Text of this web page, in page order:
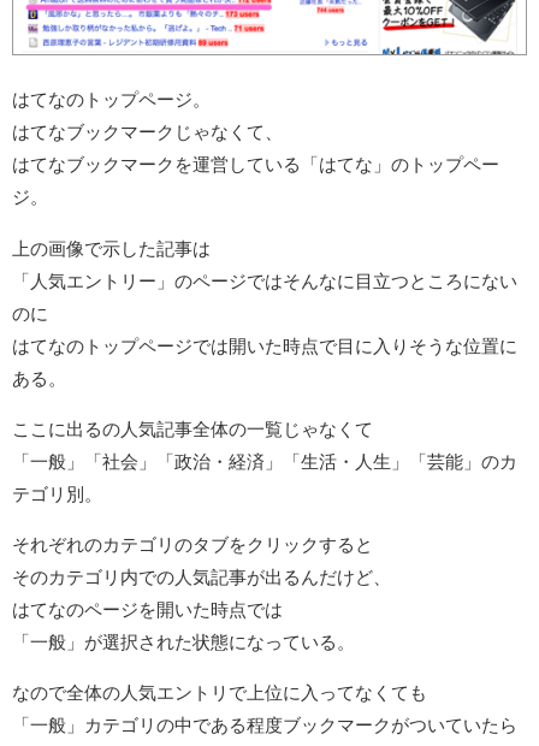
はてなのトップページ。
はてなブックマークじゃなくて、
はてなブックマークを運営している「はてな」のトップペー
ジ。
上の画像で示した記事は
「人気エントリー」のページではそんなに目立つところにない
のに
はてなのトップページでは開いた時点で目に入りそうな位置に
ある。
ここに出るの人気記事全体の一覧じゃなくて
「一般」「社会」「政治・経済」「生活・人生」「芸能」のカ
テゴリ別。
それぞれのカテゴリのタブをクリックすると
そのカテゴリ内での人気記事が出るんだけど、
はてなのページを開いた時点では
「一般」が選択された状態になっている。
なので全体の人気エントリで上位に入ってなくても
「一般」カテゴリの中である程度ブックマークがついていたら